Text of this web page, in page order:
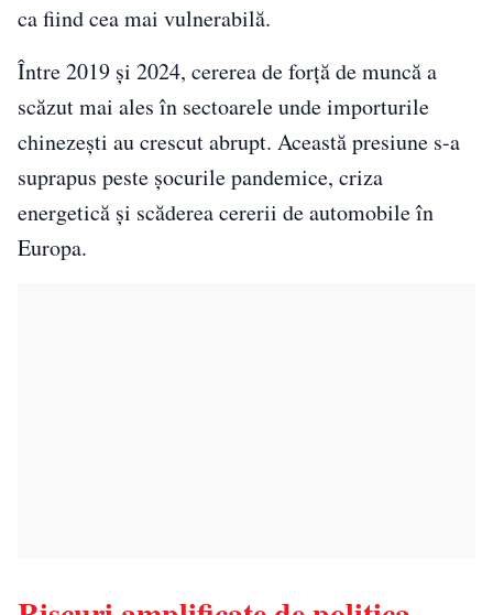
ca fiind cea mai vulnerabilă.
Între 2019 și 2024, cererea de forță de muncă a
scăzut mai ales în sectoarele unde importurile
chinezești au crescut abrupt. Această presiune s-a
suprapus peste șocurile pandemice, criza
energetică și scăderea cererii de automobile în
Europa.